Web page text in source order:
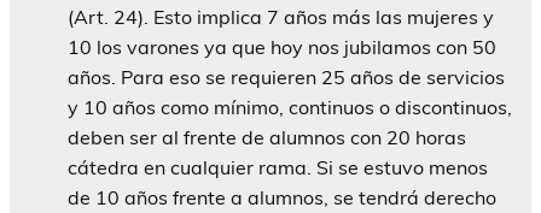
(Art. 24). Esto implica 7 años más las mujeres y
10 los varones ya que hoy nos jubilamos con 50
años. Para eso se requieren 25 años de servicios
y 10 años como mínimo, continuos o discontinuos,
deben ser al frente de alumnos con 20 horas
cátedra en cualquier rama. Si se estuvo menos
de 10 años frente a alumnos, se tendrá derecho